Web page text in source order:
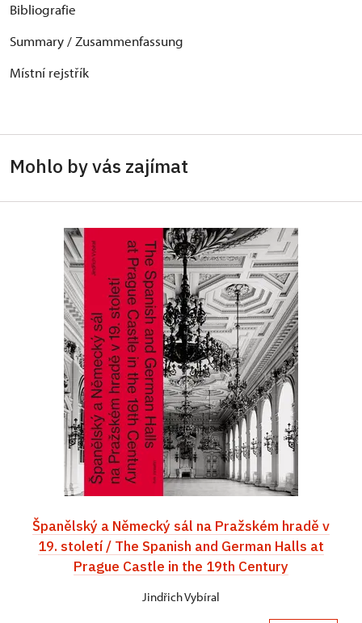
Bibliografie
Summary / Zusammenfassung
Místní rejstřík
Mohlo by vás zajímat
Španělský a Německý sál na Pražském hradě v
19. století / The Spanish and German Halls at
Prague Castle in the 19th Century
Jindřich Vybíral